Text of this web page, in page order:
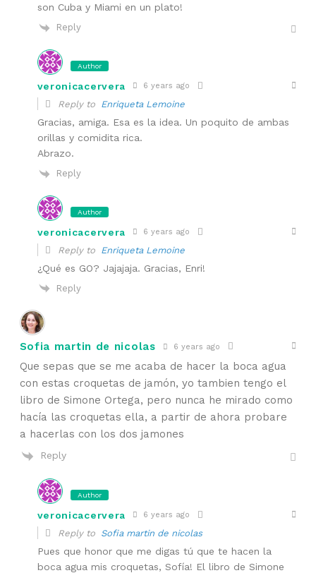
son Cuba y Miami en un plato!
Reply
Author
veronicacervera 6 years ago
Reply to Enriqueta Lemoine
Gracias, amiga. Esa es la idea. Un poquito de ambas
orillas y comidita rica.
Abrazo.
Reply
Author
veronicacervera 6 years ago
Reply to Enriqueta Lemoine
¿Qué es GO? Jajajaja. Gracias, Enri!
Reply
Sofia martin de nicolas 6 years ago
Que sepas que se me acaba de hacer la boca agua
con estas croquetas de jamón, yo tambien tengo el
libro de Simone Ortega, pero nunca he mirado como
hacía las croquetas ella, a partir de ahora probare
a hacerlas con los dos jamones
Reply
Author
veronicacervera 6 years ago
Reply to Sofia martin de nicolas
Pues que honor que me digas tú que te hacen la
boca agua mis croquetas, Sofía! El libro de Simone